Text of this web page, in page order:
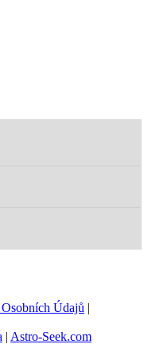
Údajů |
| Astro-Seek.com